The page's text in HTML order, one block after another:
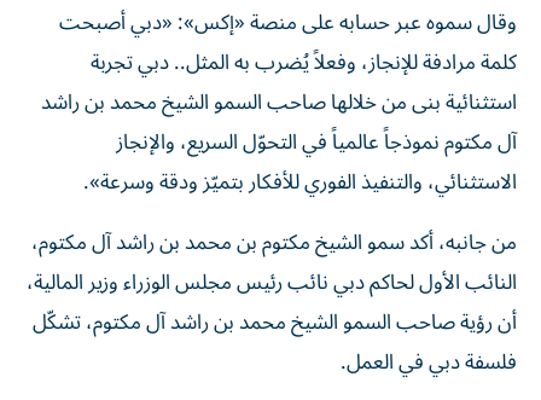
وقال سموه عبر حسابه على منصة «إكس»: «دبي أصبحت
كلمة مرادفة للإنجاز، وفعلاً يُضرب به المثل.. دبي تجربة
استثنائية بنى من خلالها صاحب السمو الشيخ محمد بن راشد
آل مكتوم نموذجاً عالمياً في التحوّل السريع، والإنجاز
الاستثنائي، والتنفيذ الفوري للأفكار بتميّز ودقة وسرعة».
من جانبه، أكد سمو الشيخ مكتوم بن محمد بن راشد آل مكتوم،
النائب الأول لحاكم دبي نائب رئيس مجلس الوزراء وزير المالية،
أن رؤية صاحب السمو الشيخ محمد بن راشد آل مكتوم، تشكّل
فلسفة دبي في العمل.